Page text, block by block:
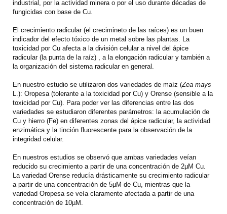
industrial, por la actividad minera o por el uso durante décadas de
fungicidas con base de Cu.
El crecimiento radicular (el crecimineto de las raíces) es un buen
indicador del efecto tóxico de un metal sobre las plantas. La
toxicidad por Cu afecta a la división celular a nivel del ápice
radicular (la punta de la raíz) , a la elongación radicular y también a
la organización del sistema radicular en general.
En nuestro estudio se utilizaron dos variedades de maíz (Zea mays
L.): Oropesa (tolerante a la toxicidad por Cu) y Orense (sensible a la
toxicidad por Cu). Para poder ver las diferencias entre las dos
variedades se estudiaron diferentes parámetros: la acumulación de
Cu y hierro (Fe) en diferentes zonas del ápice radicular, la actividad
enzimática y la tinción fluorescente para la observación de la
integridad celular.
En nuestros estudios se observó que ambas variedades veían
reducido su crecimiento a partir de una concentración de 2µM Cu.
La variedad Orense reducía drásticamente su crecimiento radicular
a partir de una concentración de 5µM de Cu, mientras que la
variedad Oropesa se veía claramente afectada a partir de una
concentración de 10µM.